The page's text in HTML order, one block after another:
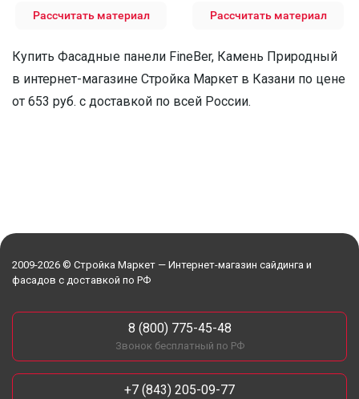
Рассчитать материал Рассчитать материал
Купить Фасадные панели FineBer, Камень Природный
в интернет-магазине Стройка Маркет в Казани по цене
от 653 руб. с доставкой по всей России.
2009-2026 © Стройка Маркет — Интернет-магазин сайдинга и
фасадов с доставкой по РФ
8 (800) 775-45-48
Звонок бесплатный по РФ
+7 (843) 205-09-77